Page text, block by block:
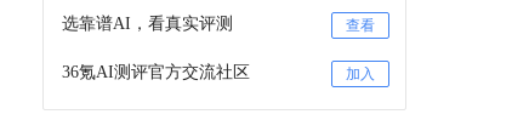
选靠谱AI，看真实评测 查看
36氪AI测评官方交流社区 加入